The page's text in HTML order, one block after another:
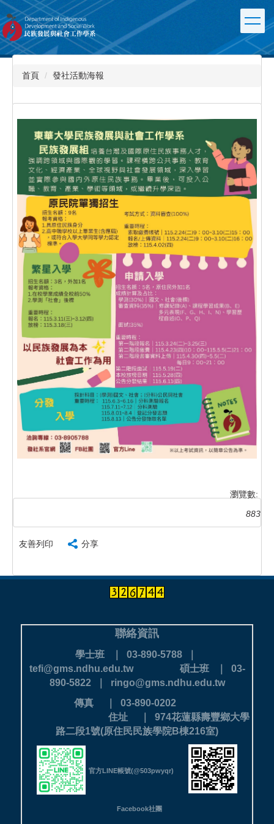
跳
到
主
要
內
首頁 發社活動海報
瀏覽數:
883
友善列印 分享
聯絡資訊
學士班 ｜ 03-890-5788 ｜
tefi@gms.ndhu.edu.tw 碩士班 ｜ 03-
890-5822 ｜ ringo@gms.ndhu.edu.tw
傳真 ｜ 03-890-0202
住址 ｜ 974花蓮縣壽豐鄉大學
路二段1號(原住民民族學院B棟216室)
官方LINE帳號(@503pwyqr)
Facebook社團